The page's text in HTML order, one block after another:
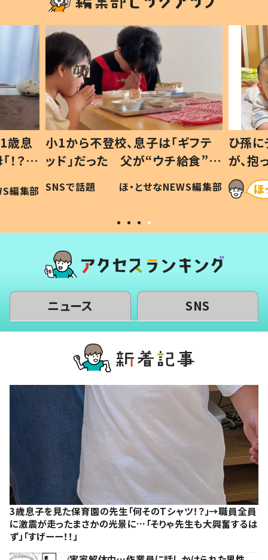
歳息
？」
編集部
小1から不登校、息子は「ギフテ
ッド」だった 父が“ウチ給食”を
作り続ける理由とは #令和の親
#令和の子
SNSで話題 ほ・とせなNEWS編集部
ひ孫
が、
「涙が
い」
ニュース SNS
3歳息子を見た保育園の先生「何そのTシャツ！？」→職員全員
に激震が走ったまさかの光景に…「そりゃ先生も大興奮するは
ず」「すげーー！！」